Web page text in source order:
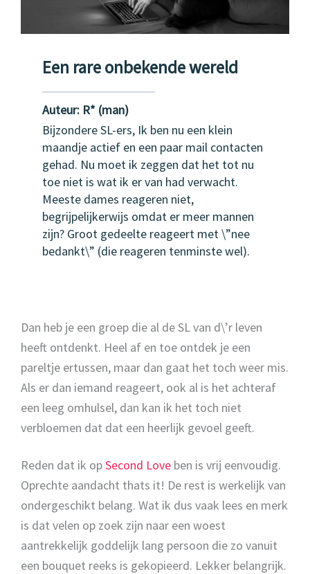
Een rare onbekende wereld
Auteur: R* (man)
Bijzondere SL-ers, Ik ben nu een klein
maandje actief en een paar mail contacten
gehad. Nu moet ik zeggen dat het tot nu
toe niet is wat ik er van had verwacht.
Meeste dames reageren niet,
begrijpelijkerwijs omdat er meer mannen
zijn? Groot gedeelte reageert met \”nee
bedankt\” (die reageren tenminste wel).
Dan heb je een groep die al de SL van d\’r leven
heeft ontdenkt. Heel af en toe ontdek je een
pareltje ertussen, maar dan gaat het toch weer mis.
Als er dan iemand reageert, ook al is het achteraf
een leeg omhulsel, dan kan ik het toch niet
verbloemen dat dat een heerlijk gevoel geeft.
Reden dat ik opSecond Love ben is vrij eenvoudig.
Oprechte aandacht thats it! De rest is werkelijk van
ondergeschikt belang. Wat ik dus vaak lees en merk
is dat velen op zoek zijn naar een woest
aantrekkelijk goddelijk lang persoon die zo vanuit
een bouquet reeks is gekopieerd. Lekker belangrijk.